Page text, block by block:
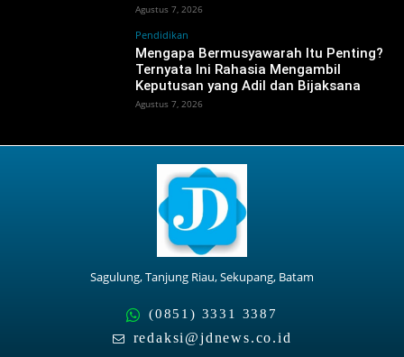
Agustus 7, 2026
Pendidikan
Mengapa Bermusyawarah Itu Penting?
Ternyata Ini Rahasia Mengambil
Keputusan yang Adil dan Bijaksana
Agustus 7, 2026
Sagulung, Tanjung Riau, Sekupang, Batam
(0851) 3331 3387
redaksi@jdnews.co.id